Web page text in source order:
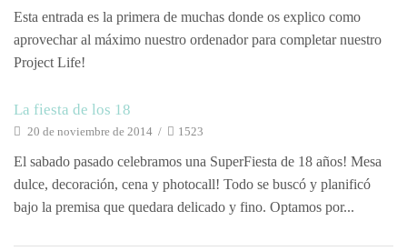
Esta entrada es la primera de muchas donde os explico como
aprovechar al máximo nuestro ordenador para completar nuestro
Project Life!
La fiesta de los 18
20 de noviembre de 2014 / 1523
El sabado pasado celebramos una SuperFiesta de 18 años! Mesa
dulce, decoración, cena y photocall! Todo se buscó y planificó
bajo la premisa que quedara delicado y fino. Optamos por...